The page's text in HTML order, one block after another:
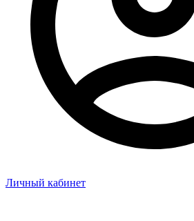
Личный кабинет